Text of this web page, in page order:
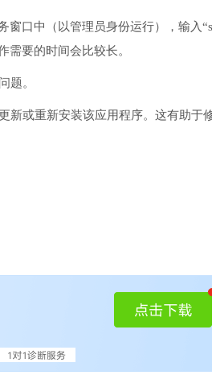
口中（以管理员身份运行），输入
要的时间会比较长。
题。
新或重新安装该应用程序。这有助于